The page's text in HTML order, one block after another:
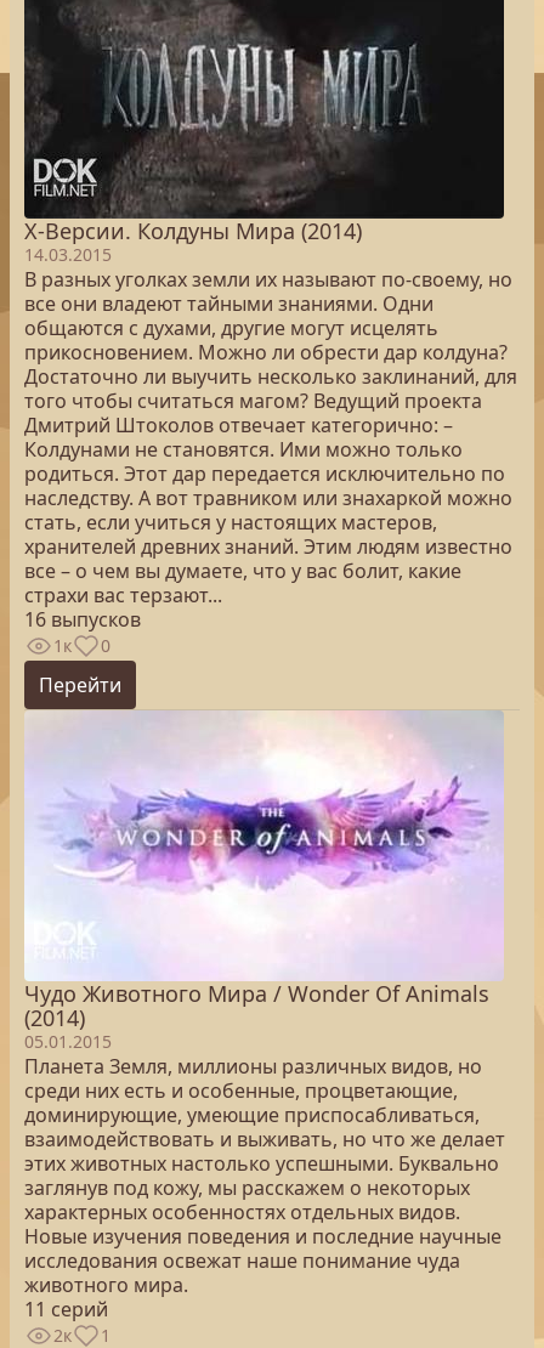
Х-Версии. Колдуны Мира (2014)
14.03.2015
В разных уголках земли их называют по-своему, но
все они владеют тайными знаниями. Одни
общаются с духами, другие могут исцелять
прикосновением. Можно ли обрести дар колдуна?
Достаточно ли выучить несколько заклинаний, для
того чтобы считаться магом? Ведущий проекта
Дмитрий Штоколов отвечает категорично: –
Колдунами не становятся. Ими можно только
родиться. Этот дар передается исключительно по
наследству. А вот травником или знахаркой можно
стать, если учиться у настоящих мастеров,
хранителей древних знаний. Этим людям известно
все – о чем вы думаете, что у вас болит, какие
страхи вас терзают...
16 выпусков
1к 0
Перейти
Чудо Животного Мира / Wonder Of Animals
(2014)
05.01.2015
Планета Земля, миллионы различных видов, но
среди них есть и особенные, процветающие,
доминирующие, умеющие приспосабливаться,
взаимодействовать и выживать, но что же делает
этих животных настолько успешными. Буквально
заглянув под кожу, мы расскажем о некоторых
характерных особенностях отдельных видов.
Новые изучения поведения и последние научные
исследования освежат наше понимание чуда
животного мира.
11 серий
2к 1